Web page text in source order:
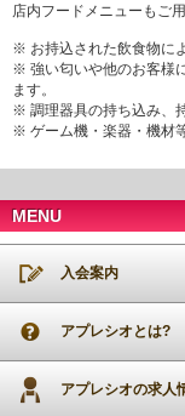
店内フードメニューもご
※ お持込された飲食物に
※ 強い匂いや他のお客様
ます。
※ 調理器具の持ち込み、
※ ゲーム機・楽器・機材
MENU
入会案内
アプレシオとは?
アプレシオの求人